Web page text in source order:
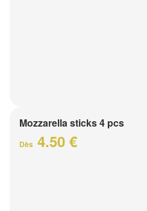
Mozzarella sticks 4 pcs
Dès 4.50 €